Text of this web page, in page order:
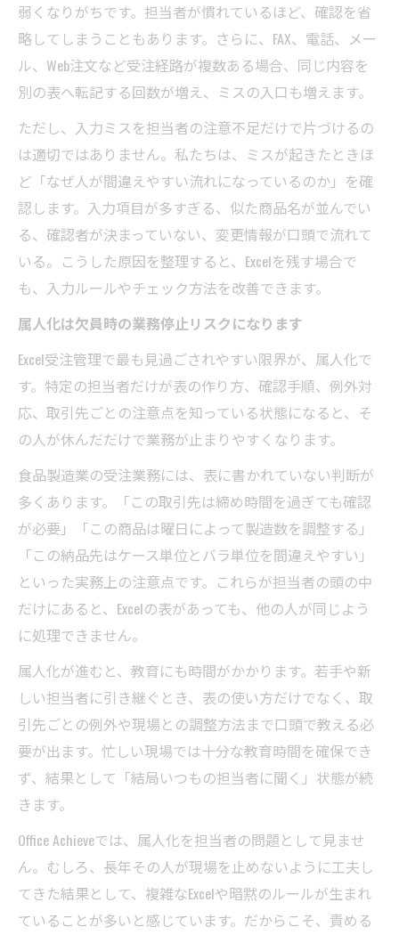
弱くなりがちです。担当者が慣れているほど、確認を省
略してしまうこともあります。さらに、FAX、電話、メー
ル、Web注文など受注経路が複数ある場合、同じ内容を
別の表へ転記する回数が増え、ミスの入口も増えます。
ただし、入力ミスを担当者の注意不足だけで片づけるの
は適切ではありません。私たちは、ミスが起きたときほ
ど「なぜ人が間違えやすい流れになっているのか」を確
認します。入力項目が多すぎる、似た商品名が並んでい
る、確認者が決まっていない、変更情報が口頭で流れて
いる。こうした原因を整理すると、Excelを残す場合で
も、入力ルールやチェック方法を改善できます。
属人化は欠員時の業務停止リスクになります
Excel受注管理で最も見過ごされやすい限界が、属人化で
す。特定の担当者だけが表の作り方、確認手順、例外対
応、取引先ごとの注意点を知っている状態になると、そ
の人が休んだだけで業務が止まりやすくなります。
食品製造業の受注業務には、表に書かれていない判断が
多くあります。「この取引先は締め時間を過ぎても確認
が必要」「この商品は曜日によって製造数を調整する」
「この納品先はケース単位とバラ単位を間違えやすい」
といった実務上の注意点です。これらが担当者の頭の中
だけにあると、Excelの表があっても、他の人が同じよう
に処理できません。
属人化が進むと、教育にも時間がかかります。若手や新
しい担当者に引き継ぐとき、表の使い方だけでなく、取
引先ごとの例外や現場との調整方法まで口頭で教える必
要が出ます。忙しい現場では十分な教育時間を確保でき
ず、結果として「結局いつもの担当者に聞く」状態が続
きます。
Office Achieveでは、属人化を担当者の問題として見ませ
ん。むしろ、長年その人が現場を止めないように工夫し
てきた結果として、複雑なExcelや暗黙のルールが生まれ
ていることが多いと感じています。だからこそ、責める